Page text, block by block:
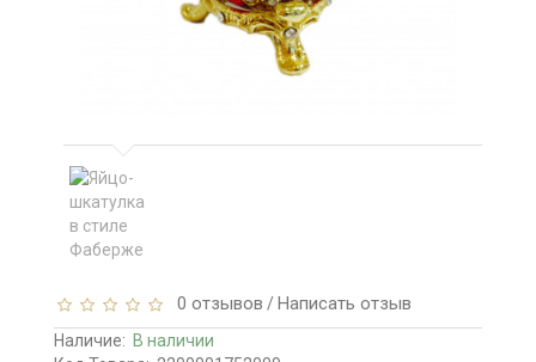
0 отзывов / Написать отзыв
Наличие: В наличии